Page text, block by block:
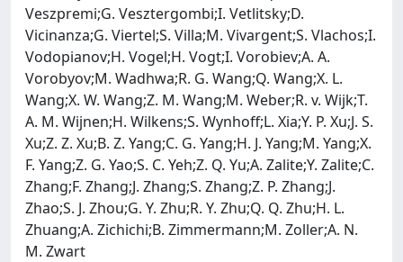
Veszpremi;G. Vesztergombi;I. Vetlitsky;D.
Vicinanza;G. Viertel;S. Villa;M. Vivargent;S. Vlachos;I.
Vodopianov;H. Vogel;H. Vogt;I. Vorobiev;A. A.
Vorobyov;M. Wadhwa;R. G. Wang;Q. Wang;X. L.
Wang;X. W. Wang;Z. M. Wang;M. Weber;R. v. Wijk;T.
A. M. Wijnen;H. Wilkens;S. Wynhoff;L. Xia;Y. P. Xu;J. S.
Xu;Z. Z. Xu;B. Z. Yang;C. G. Yang;H. J. Yang;M. Yang;X.
F. Yang;Z. G. Yao;S. C. Yeh;Z. Q. Yu;A. Zalite;Y. Zalite;C.
Zhang;F. Zhang;J. Zhang;S. Zhang;Z. P. Zhang;J.
Zhao;S. J. Zhou;G. Y. Zhu;R. Y. Zhu;Q. Q. Zhu;H. L.
Zhuang;A. Zichichi;B. Zimmermann;M. Zoller;A. N.
M. Zwart